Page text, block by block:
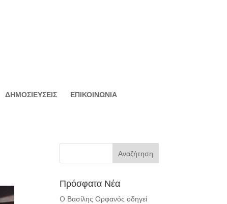
ΔΗΜΟΣΙΕΥΣΕΙΣ ΕΠΙΚΟΙΝΩΝΙΑ
Πρόσφατα Νέα
O Βασίλης Ορφανός οδηγεί